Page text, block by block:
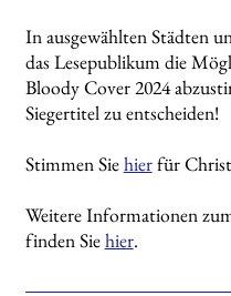
In ausgewählten Städten
das Lesepublikum die
Bloody Cover 2024
Siegertitel zu entscheiden!
Stimmen Siehierfür
Weitere Informationen
finden Siehier.